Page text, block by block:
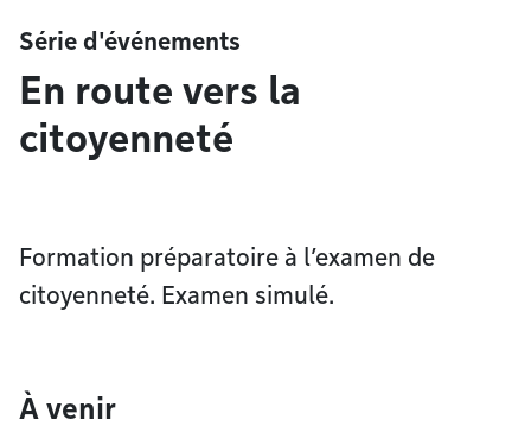
Série d'événements
En route vers la
citoyenneté
Formation préparatoire à l’examen de
citoyenneté. Examen simulé.
À venir